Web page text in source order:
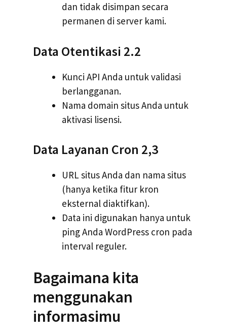
dan tidak disimpan secara
permanen di server kami.
Data Otentikasi 2.2
Kunci API Anda untuk validasi
berlangganan.
Nama domain situs Anda untuk
aktivasi lisensi.
Data Layanan Cron 2,3
URL situs Anda dan nama situs
(hanya ketika fitur kron
eksternal diaktifkan).
Data ini digunakan hanya untuk
ping Anda WordPress cron pada
interval reguler.
Bagaimana kita
menggunakan
informasimu